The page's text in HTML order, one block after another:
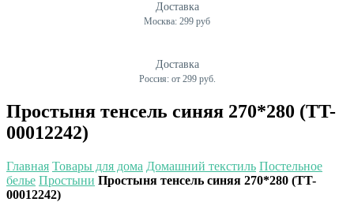
Доставка
Москва: 299 руб
Доставка
Россия: от 299 руб.
Простыня тенсель синяя 270*280 (TT-
00012242)
Главная Товары для дома Домашний текстиль Постельное
белье Простыни Простыня тенсель синяя 270*280 (TT-
00012242)